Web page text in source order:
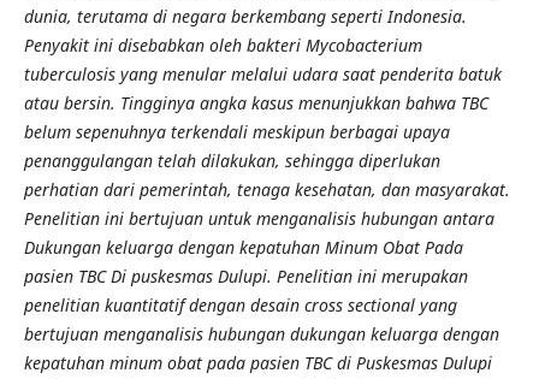
dunia, terutama di negara berkembang seperti Indonesia.
Penyakit ini disebabkan oleh bakteri Mycobacterium
tuberculosis yang menular melalui udara saat penderita batuk
atau bersin. Tingginya angka kasus menunjukkan bahwa TBC
belum sepenuhnya terkendali meskipun berbagai upaya
penanggulangan telah dilakukan, sehingga diperlukan
perhatian dari pemerintah, tenaga kesehatan, dan masyarakat.
Penelitian ini bertujuan untuk menganalisis hubungan antara
Dukungan keluarga dengan kepatuhan Minum Obat Pada
pasien TBC Di puskesmas Dulupi. Penelitian ini merupakan
penelitian kuantitatif dengan desain cross sectional yang
bertujuan menganalisis hubungan dukungan keluarga dengan
kepatuhan minum obat pada pasien TBC di Puskesmas Dulupi